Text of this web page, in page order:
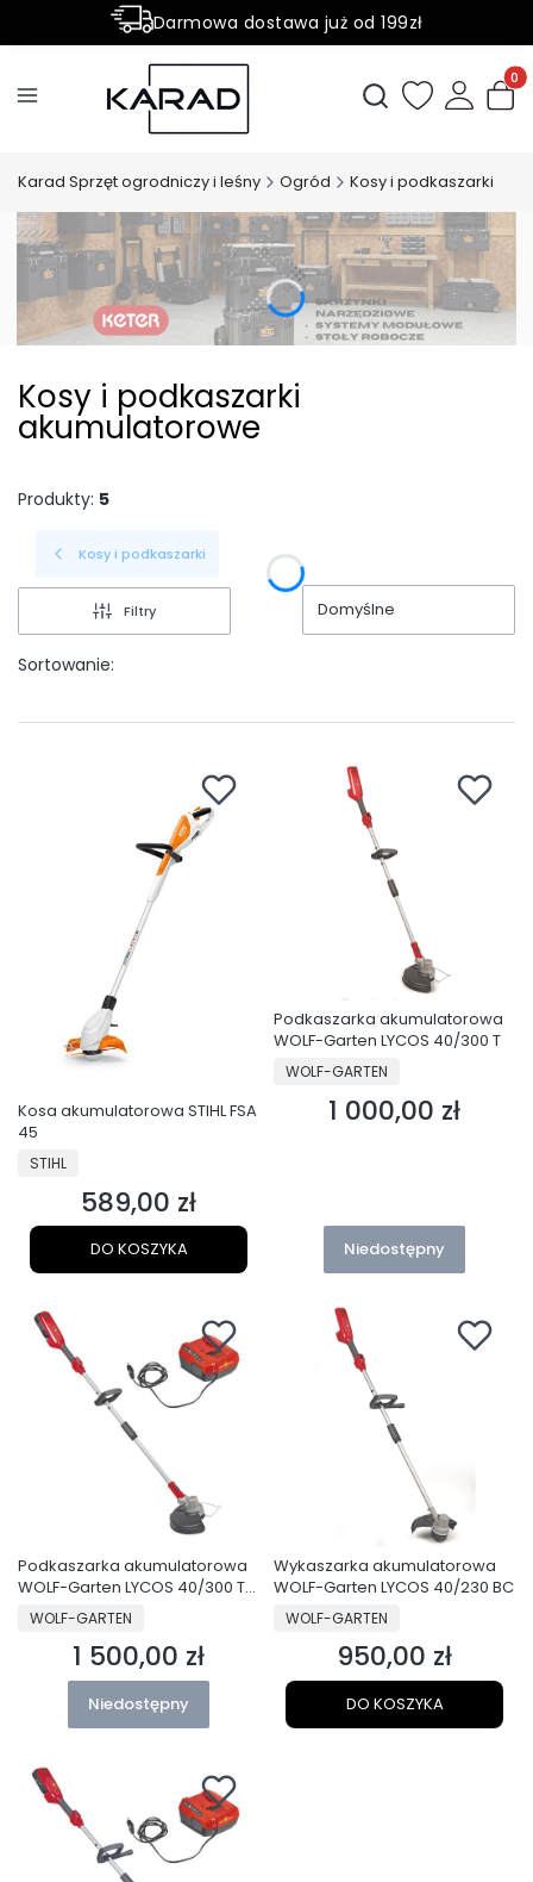
Darmowa dostawa już od 199zł
Rabaty -50% na wybrane produkty
Otwórz
Karad Sprzęt ogrodniczy i leśny Ogród Kosy i podkaszarki
Kosy i podkaszarki
akumulatorowe
Produkty: 5
Kosy i podkaszarki
Filtry
Sortowanie:
Domyślne
Kosa akumulatorowa STIHL FSA
45
PRODUCENT
STIHL
Cena
589,00 zł
DO KOSZYKA
Podkaszarka akumulatorowa
WOLF-Garten LYCOS 40/300 T
PRODUCENT
WOLF-GARTEN
Cena
1 000,00 zł
Niedostępny
Podkaszarka akumulatorowa
WOLF-Garten LYCOS 40/300 T
SET
PRODUCENT
WOLF-GARTEN
Cena
1 500,00 zł
Niedostępny
Wykaszarka akumulatorowa
WOLF-Garten LYCOS 40/230 BC
PRODUCENT
WOLF-GARTEN
Cena
950,00 zł
DO KOSZYKA